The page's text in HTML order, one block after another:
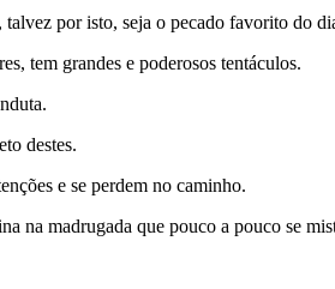
por isto, seja o pecado favorito do
tem grandes e poderosos tentáculos.
destes.
e se perdem no caminho.
na madrugada que pouco a pouco se